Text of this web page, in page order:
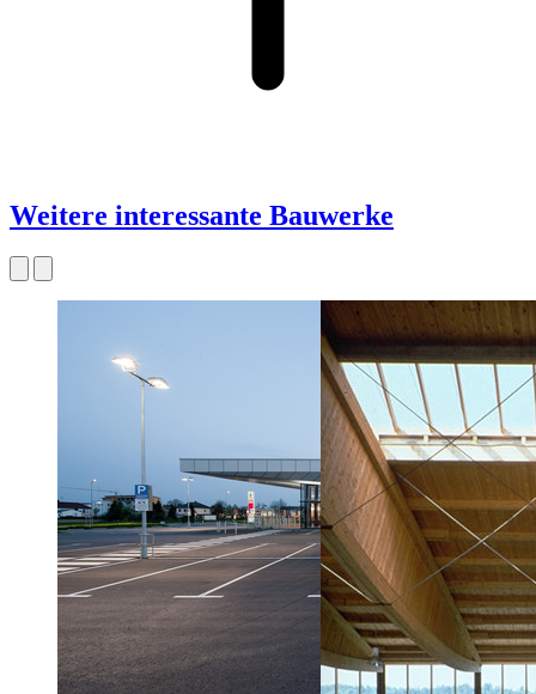
Weitere interessante Bauwerke